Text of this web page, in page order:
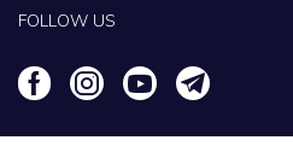
FOLLOW US